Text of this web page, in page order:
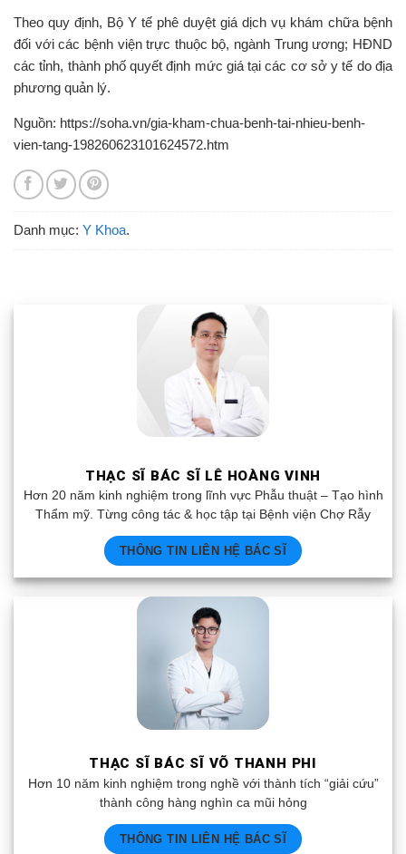
Theo quy định, Bộ Y tế phê duyệt giá dịch vụ khám chữa bệnh
đối với các bệnh viện trực thuộc bộ, ngành Trung ương; HĐND
các tỉnh, thành phố quyết định mức giá tại các cơ sở y tế do địa
phương quản lý.
Nguồn: https://soha.vn/gia-kham-chua-benh-tai-nhieu-benh-
vien-tang-198260623101624572.htm
Danh mục: Y Khoa.
THẠC SĨ BÁC SĨ LÊ HOÀNG VINH
Hơn 20 năm kinh nghiệm trong lĩnh vực Phẫu thuật – Tạo hình
Thẩm mỹ. Từng công tác & học tập tại Bệnh viện Chợ Rẫy
THÔNG TIN LIÊN HỆ BÁC SĨ
THẠC SĨ BÁC SĨ VÕ THANH PHI
Hơn 10 năm kinh nghiệm trong nghề với thành tích “giải cứu”
thành công hàng nghìn ca mũi hỏng
THÔNG TIN LIÊN HỆ BÁC SĨ